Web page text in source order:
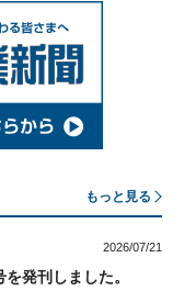
もっと見る
2026/07/21
発刊しました。